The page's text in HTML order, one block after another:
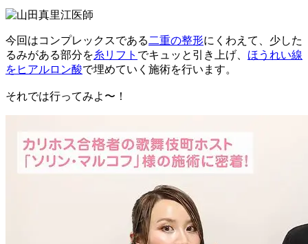
今回はコンプレックスである 二重の整形にくわえて、 少した
るみがある部分を糸リフト でキュッと引き上げ、 ほうれい線
をヒアルロン酸で埋めていく施術を行います。
それでは行ってみよ〜！